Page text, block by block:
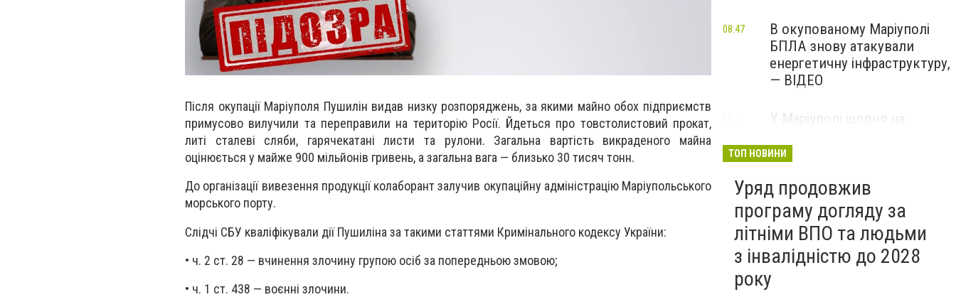
Після окупації Маріуполя Пушилін видав низку розпоряджень, за якими майно обох підприємств
примусово вилучили та переправили на територію Росії. Йдеться про товстолистовий прокат,
литі сталеві сляби, гарячекатані листи та рулони. Загальна вартість викраденого майна
оцінюється у майже 900 мільйонів гривень, а загальна вага — близько 30 тисяч тонн.
До організації вивезення продукції колаборант залучив окупаційну адміністрацію Маріупольського
морського порту.
Слідчі СБУ кваліфікували дії Пушиліна за такими статтями Кримінального кодексу України:
• ч. 2 ст. 28 — вчинення злочину групою осіб за попередньою змовою;
• ч. 1 ст. 438 — воєнні злочини.
В окупованому Маріуполі
БПЛА знову атакували
енергетичну інфраструктуру,
— ВІДЕО
08:47
У Маріуполі щодня на
відключатимуть світло: це
ТОП НОВИНИ
Уряд продовжив
програму догляду за
літніми ВПО та людьми
з інвалідністю до 2028
року